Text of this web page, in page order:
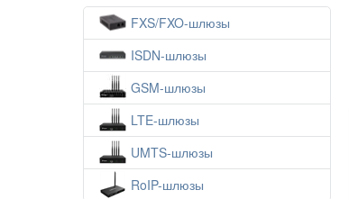
FXS/FXO-шлюзы
ISDN-шлюзы
GSM-шлюзы
LTE-шлюзы
UMTS-шлюзы
RoIP-шлюзы